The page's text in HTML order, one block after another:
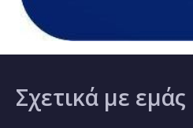
Σχετικά με εμάς